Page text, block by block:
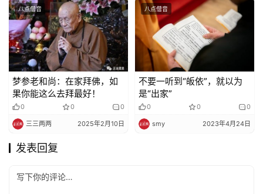
八点僧音
梦参老和尚：在家拜佛，如
果你能这么去拜最好！
0 0 0
三三两两 2025年2月10日
八点僧音
不要一听到“皈依”，就以为
是“出家”
0 0 0
smy 2023年4月24日
发表回复